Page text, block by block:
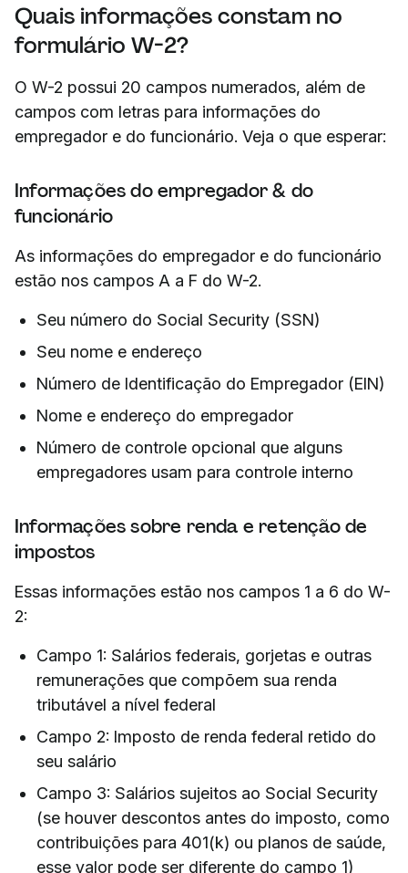
Quais informações constam no
formulário W-2?
O W-2 possui 20 campos numerados, além de
campos com letras para informações do
empregador e do funcionário. Veja o que esperar:
Informações do empregador & do
funcionário
As informações do empregador e do funcionário
estão nos campos A a F do W-2.
Seu número do Social Security (SSN)
Seu nome e endereço
Número de Identificação do Empregador (EIN)
Nome e endereço do empregador
Número de controle opcional que alguns
empregadores usam para controle interno
Informações sobre renda e retenção de
impostos
Essas informações estão nos campos 1 a 6 do W-
2:
Campo 1: Salários federais, gorjetas e outras
remunerações que compõem sua renda
tributável a nível federal
Campo 2: Imposto de renda federal retido do
seu salário
Campo 3: Salários sujeitos ao Social Security
(se houver descontos antes do imposto, como
contribuições para 401(k) ou planos de saúde,
esse valor pode ser diferente do campo 1)